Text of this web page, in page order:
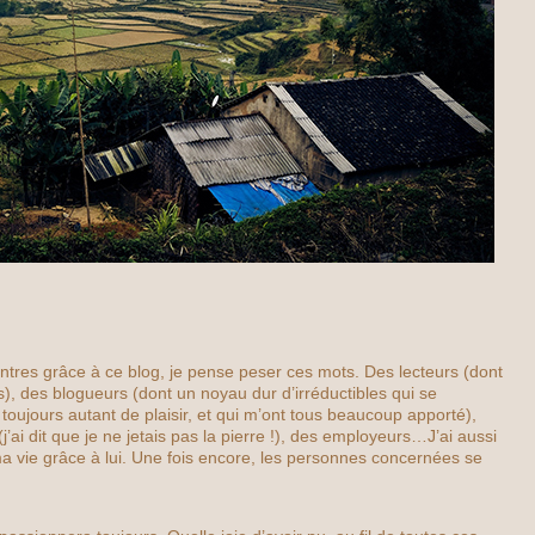
grâce à ce blog, je pense peser ces mots. Des lecteurs (dont
des blogueurs (dont un noyau dur d’irréductibles qui se
autant de plaisir, et qui m’ont tous beaucoup apporté),
dit que je ne jetais pas la pierre !), des employeurs…J’ai aussi
vie grâce à lui. Une fois encore, les personnes concernées se